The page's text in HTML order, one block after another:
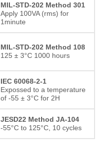
MIL-STD-202 Method 301
Apply 100VA (rms) for
1minute
MIL-STD-202 Method 108
125 ± 3°C 1000 hours
IEC 60068-2-1
Expossed to a temperature
of -55 ± 3°C for 2H
JESD22 Method JA-104
-55°C to 125°C, 10 cycles